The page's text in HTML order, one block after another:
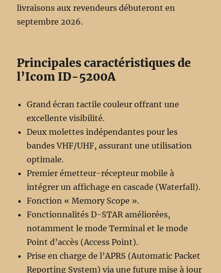
livraisons aux revendeurs débuteront en
septembre 2026.
Principales caractéristiques de
l’Icom ID-5200A
Grand écran tactile couleur offrant une
excellente visibilité.
Deux molettes indépendantes pour les
bandes VHF/UHF, assurant une utilisation
optimale.
Premier émetteur-récepteur mobile à
intégrer un affichage en cascade (Waterfall).
Fonction « Memory Scope ».
Fonctionnalités D-STAR améliorées,
notamment le mode Terminal et le mode
Point d’accès (Access Point).
Prise en charge de l’APRS (Automatic Packet
Reporting System) via une future mise à jour